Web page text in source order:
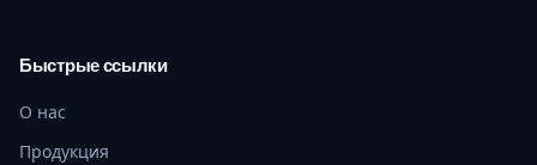
Быстрые ссылки
О нас
Продукция